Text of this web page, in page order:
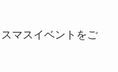
マスイベントをご